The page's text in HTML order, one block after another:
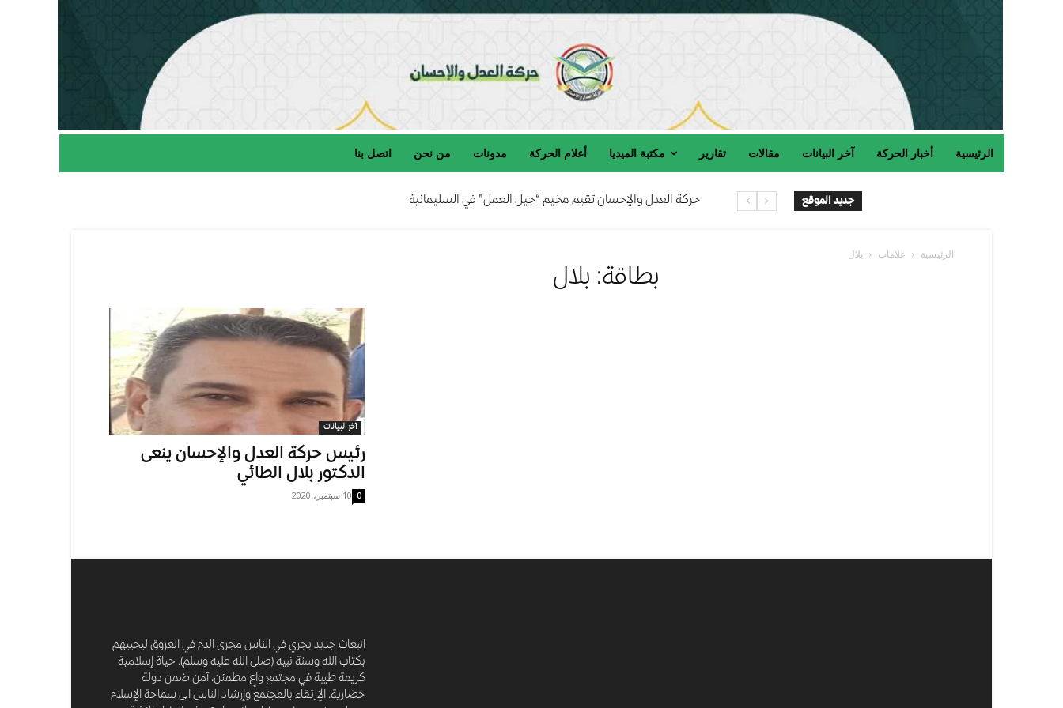
الرئيسية أخبار الحركة آخر البيانات مقالات تقارير مكتبة الميديا أعلام الحركة مدونات من نحن اتصل بنا
جديد الموقع حركة العدل والإحسان تقيم مخيم “جيل العمل” في السليمانية
الرئيسية علامات بلال
بطاقة: بلال
آخر البيانات
رئيس حركة العدل والإحسان ينعى
الدكتور بلال الطائي
10 سبتمبر، 2020 0
انبعاث جديد يجري في الناس مجرى الدم في العروق ليحييهم
بكتاب الله وسنة نبيه (صلى الله عليه وسلم). حياة إسلامية
كريمة طيبة في مجتمع واعٍ مطمئن، آمن ضمن دولة
حضارية. الإرتقاء بالمجتمع وإرشاد الناس الى سماحة الإسلام